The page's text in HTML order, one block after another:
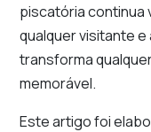
piscatória continua
qualquer visitante e
transforma
memorável.
Este artigo foi